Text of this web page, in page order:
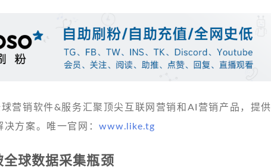
营销软件&服务汇聚顶尖互联网营销和AI营销产品，提供
决方案。唯一官网：www.like.tg
全球数据采集瓶颈